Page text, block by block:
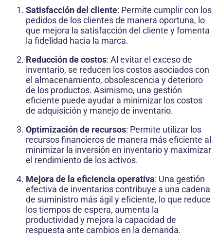
Satisfacción del cliente: Permite cumplir con los
pedidos de los clientes de manera oportuna, lo
que mejora la satisfacción del cliente y fomenta
la fidelidad hacia la marca.
Reducción de costos: Al evitar el exceso de
inventario, se reducen los costos asociados con
el almacenamiento, obsolescencia y deterioro
de los productos. Asimismo, una gestión
eficiente puede ayudar a minimizar los costos
de adquisición y manejo de inventario.
Optimización de recursos: Permite utilizar los
recursos financieros de manera más eficiente al
minimizar la inversión en inventario y maximizar
el rendimiento de los activos.
Mejora de la eficiencia operativa: Una gestión
efectiva de inventarios contribuye a una cadena
de suministro más ágil y eficiente, lo que reduce
los tiempos de espera, aumenta la
productividad y mejora la capacidad de
respuesta ante cambios en la demanda.